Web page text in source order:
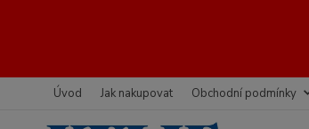
Úvod Jak nakupovat Obchodní podmínky